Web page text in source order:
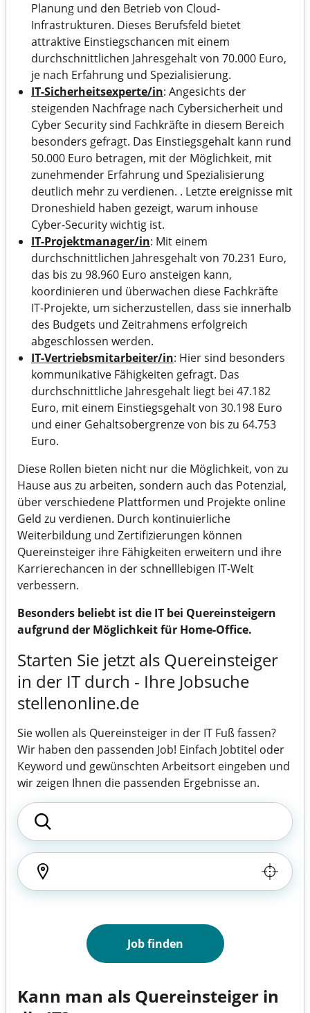
Planung und den Betrieb von Cloud-
Infrastrukturen. Dieses Berufsfeld bietet
attraktive Einstiegschancen mit einem
durchschnittlichen Jahresgehalt von 70.000 Euro,
je nach Erfahrung und Spezialisierung.
IT-Sicherheitsexperte/in: Angesichts der
steigenden Nachfrage nach Cybersicherheit und
Cyber Security sind Fachkräfte in diesem Bereich
besonders gefragt. Das Einstiegsgehalt kann rund
50.000 Euro betragen, mit der Möglichkeit, mit
zunehmender Erfahrung und Spezialisierung
deutlich mehr zu verdienen. . Letzte ereignisse mit
Droneshield haben gezeigt, warum inhouse
Cyber-Security wichtig ist.
IT-Projektmanager/in: Mit einem
durchschnittlichen Jahresgehalt von 70.231 Euro,
das bis zu 98.960 Euro ansteigen kann,
koordinieren und überwachen diese Fachkräfte
IT-Projekte, um sicherzustellen, dass sie innerhalb
des Budgets und Zeitrahmens erfolgreich
abgeschlossen werden.
IT-Vertriebsmitarbeiter/in: Hier sind besonders
kommunikative Fähigkeiten gefragt. Das
durchschnittliche Jahresgehalt liegt bei 47.182
Euro, mit einem Einstiegsgehalt von 30.198 Euro
und einer Gehaltsobergrenze von bis zu 64.753
Euro.
Diese Rollen bieten nicht nur die Möglichkeit, von zu
Hause aus zu arbeiten, sondern auch das Potenzial,
über verschiedene Plattformen und Projekte online
Geld zu verdienen. Durch kontinuierliche
Weiterbildung und Zertifizierungen können
Quereinsteiger ihre Fähigkeiten erweitern und ihre
Karrierechancen in der schnelllebigen IT-Welt
verbessern.
Besonders beliebt ist die IT bei Quereinsteigern
aufgrund der Möglichkeit für Home-Office.
Starten Sie jetzt als Quereinsteiger
in der IT durch - Ihre Jobsuche
stellenonline.de
Sie wollen als Quereinsteiger in der IT Fuß fassen?
Wir haben den passenden Job! Einfach Jobtitel oder
Keyword und gewünschten Arbeitsort eingeben und
wir zeigen Ihnen die passenden Ergebnisse an.
Job finden
Kann man als Quereinsteiger in